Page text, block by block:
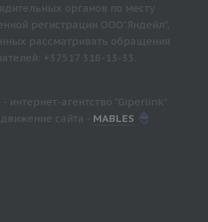
органов по месту
регистрации ООО"Яндейл",
рассматривать обращения
+37517 318-13-33.
- интернет-агентство "Giperlink"
сайта - MABLES